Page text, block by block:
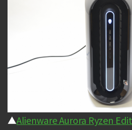
▲Alienware Aurora Ryzen